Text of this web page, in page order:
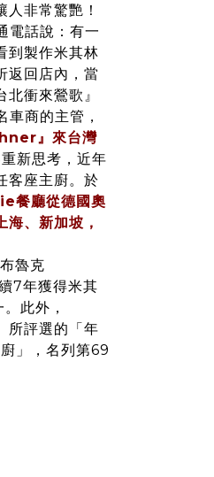
非常驚艷！
電話說：有一
到製作米其林
返回店內，當
衝來鶯歌』
商的主管，
』來台灣
新思考，近年
客座主廚。於
餐廳從德國奧
、新加坡，
魯克
7年獲得米其
此外，
評選的「年
」，名列第69